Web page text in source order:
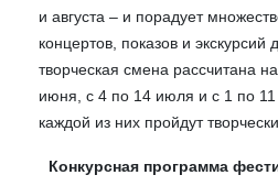
и августа – и порадует
концертов, показов и экскурсий
творческая смена рассчитана
июня, с 4 по 14 июля и с 1 по 11
каждой из них пройдут
Конкурсная программа